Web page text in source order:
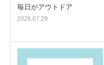
毎日がアウトドア
2026.07.29